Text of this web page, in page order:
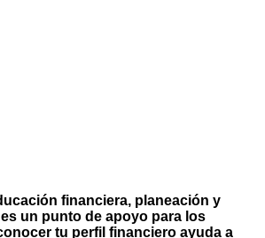
financiera, planeación y
un punto de apoyo para los
tu perfil financiero ayuda a